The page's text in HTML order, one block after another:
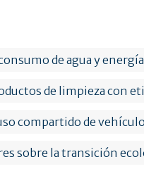
de agua y energía
de limpieza con
compartido de
sobre la transición